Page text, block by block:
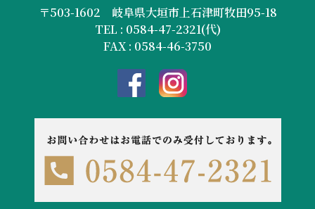
〒503-1602 岐阜県大垣市上石津町牧田95-18
TEL : 0584-47-2321(代)
FAX : 0584-46-3750